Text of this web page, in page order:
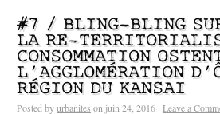
#7 / BLING-BLING
LA RE-
CONSOMMATION
L’AGGLOMÉRATION
RÉGION DU KANSAI
Posted byurbanites on juin 24, 2016 · Leave a